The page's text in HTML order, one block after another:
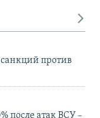
против
после атак ВСУ –